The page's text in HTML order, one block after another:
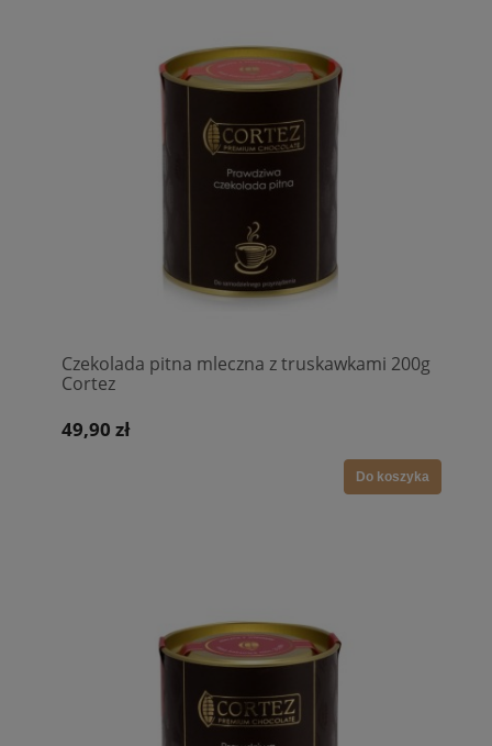
Czekolada pitna mleczna z truskawkami 200g
Cortez
49,90 zł
Do koszyka